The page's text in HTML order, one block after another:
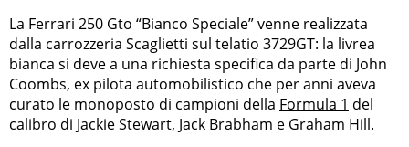
La Ferrari 250 Gto “Bianco Speciale” venne realizzata
dalla carrozzeria Scaglietti sul telatio 3729GT: la livrea
bianca si deve a una richiesta specifica da parte di John
Coombs, ex pilota automobilistico che per anni aveva
curato le monoposto di campioni della Formula 1 del
calibro di Jackie Stewart, Jack Brabham e Graham Hill.